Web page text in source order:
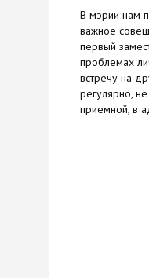
В мэрии нам
важное
первый
проблемах
встречу на
регулярно,
приемной, в